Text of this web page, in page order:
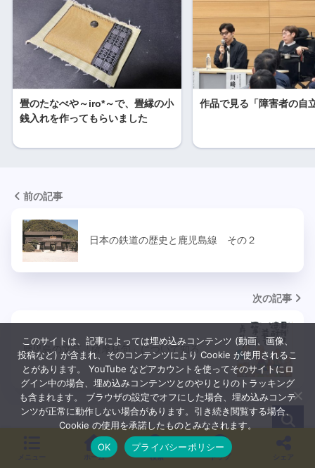
畳のたなべや～iro*～で、畳縁の小
銭入れを作ってもらいました
作品で見る「障害者の自
前の記事
日本の鉄道の歴史と鹿児島線 その２
次の記事
鹿児島の文芸「薩摩狂句」について知る
ホーム 検索 トップ
このサイトは、記事によっては埋め込みコンテンツ (動画、画像、
投稿など) が含まれ、そのコンテンツにより Cookie が使用されるこ
とがあります。 YouTube などアカウントを使ってそのサイトにロ
グイン中の場合、埋め込みコンテンツとのやりとりのトラッキング
も含まれます。 ブラウザの設定でオフにした場合、埋め込みコンテ
ンツが正常に動作しない場合があります。引き続き閲覧する場合、
Cookie の使用を承諾したものとみなされます。
OK
プライバシーポリシー